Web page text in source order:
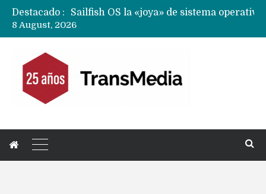
Destacado :
8 August, 2026